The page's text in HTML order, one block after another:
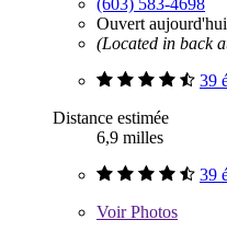
Ouvert
(Located in back
39
Distance estimée
6,9 milles
39
VoirPhotos